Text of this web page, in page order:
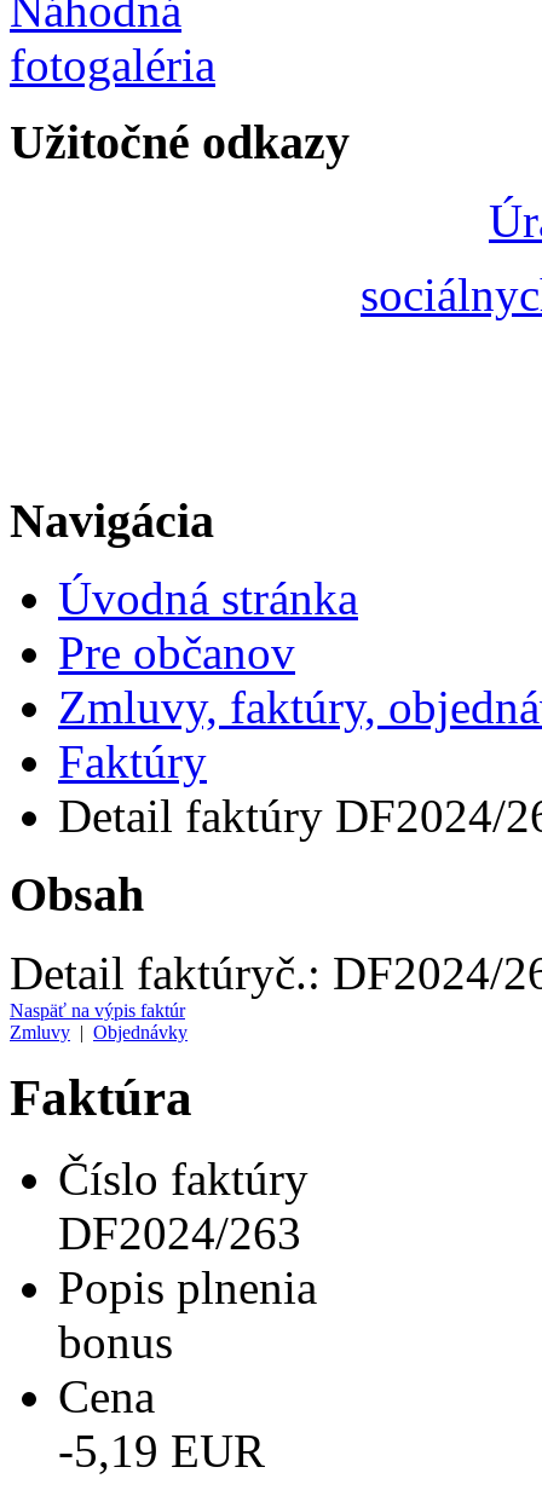
Užitočné odkazy
Navigácia
Úvodná stránka
Pre občanov
Zmluvy, faktúry,
Faktúry
Detail faktúry DF2024/
Obsah
Detail faktúryč.: DF2024/
Naspäť na výpis faktúr
Zmluvy | Objednávky
Faktúra
Číslo faktúry
DF2024/263
Popis plnenia
bonus
Cena
-5,19 EUR